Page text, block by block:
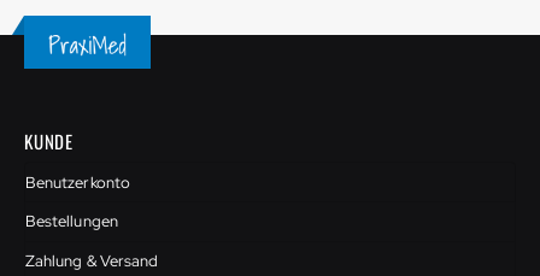
KUNDE
Benutzerkonto
Bestellungen
Zahlung & Versand